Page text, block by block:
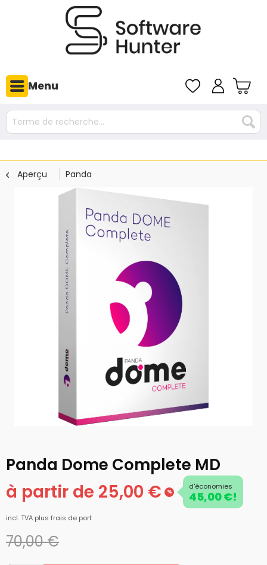
Menu
Aperçu Panda
Panda Dome Complete MD
à partir de 25,00 € %
d'économies
45,00 €!
incl. TVA plus frais de port
70,00 €